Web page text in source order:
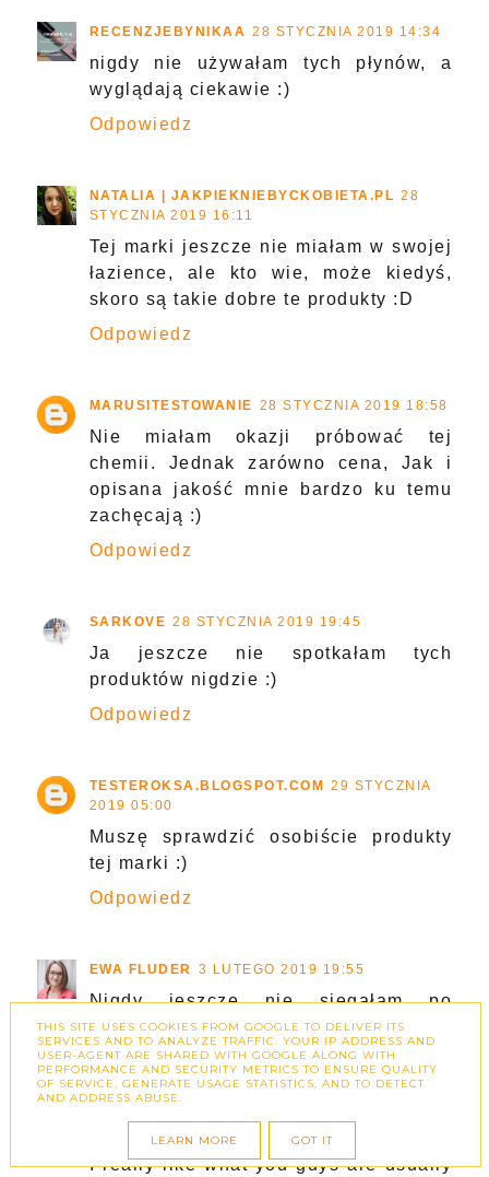
RECENZJEBYNIKAA 28 STYCZNIA 2019 14:34
nigdy nie używałam tych płynów, a
wyglądają ciekawie :)
Odpowiedz
NATALIA | JAKPIEKNIEBYCKOBIETA.PL 28
STYCZNIA 2019 16:11
Tej marki jeszcze nie miałam w swojej
łazience, ale kto wie, może kiedyś,
skoro są takie dobre te produkty :D
Odpowiedz
MARUSITESTOWANIE 28 STYCZNIA 2019 18:58
Nie miałam okazji próbować tej
chemii. Jednak zarówno cena, Jak i
opisana jakość mnie bardzo ku temu
zachęcają :)
Odpowiedz
SARKOVE 28 STYCZNIA 2019 19:45
Ja jeszcze nie spotkałam tych
produktów nigdzie :)
Odpowiedz
TESTEROKSA.BLOGSPOT.COM 29 STYCZNIA
2019 05:00
Muszę sprawdzić osobiście produkty
tej marki :)
Odpowiedz
EWA FLUDER 3 LUTEGO 2019 19:55
Nigdy jeszcze nie sięgałam po
produkty tej marki.
Odpowiedz
ANONIMOWY 25 MARCA 2019 03:38
I really like what you guys are usually
THIS SITE USES COOKIES FROM GOOGLE TO DELIVER ITS
SERVICES AND TO ANALYZE TRAFFIC. YOUR IP ADDRESS AND
USER-AGENT ARE SHARED WITH GOOGLE ALONG WITH
PERFORMANCE AND SECURITY METRICS TO ENSURE QUALITY
OF SERVICE, GENERATE USAGE STATISTICS, AND TO DETECT
AND ADDRESS ABUSE.
LEARN MORE GOT IT